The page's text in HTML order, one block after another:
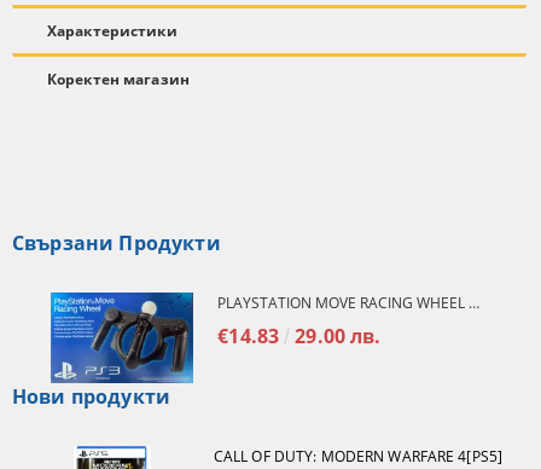
Характеристики
Коректен магазин
Свързани Продукти
PLAYSTATION MOVE RACING WHEEL ПРИСТАВКА ЗА MOVE КОНТРОЛЕР
€14.83 29.00 лв.
Нови продукти
CALL OF DUTY: MODERN WARFARE 4[PS5]